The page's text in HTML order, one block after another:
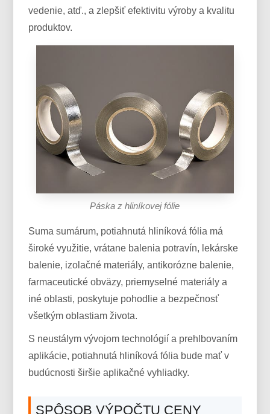
vedenie, atď., a zlepšiť efektivitu výroby a kvalitu
produktov.
Páska z hliníkovej fólie
Suma sumárum, potiahnutá hliníková fólia má
široké využitie, vrátane balenia potravín, lekárske
balenie, izolačné materiály, antikorózne balenie,
farmaceutické obväzy, priemyselné materiály a
iné oblasti, poskytuje pohodlie a bezpečnosť
všetkým oblastiam života.
S neustálym vývojom technológií a prehlbovaním
aplikácie, potiahnutá hliníková fólia bude mať v
budúcnosti širšie aplikačné vyhliadky.
SPÔSOB VÝPOČTU CENY